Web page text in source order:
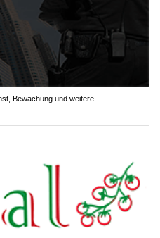
Bewachung und weitere